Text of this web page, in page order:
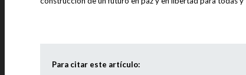
Para citar este artículo: